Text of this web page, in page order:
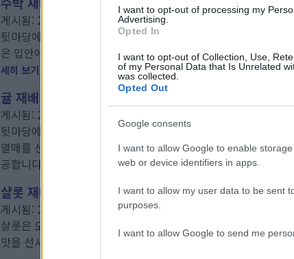
I want to opt-out of processing my
Advertising.
Opted In
I want to opt-out of Collection, Use,
of my Personal Data that Is Unrelated
was collected.
Opted Out
Google consents
I want to allow Google to enable
web or device identifiers in apps.
I want to allow my user data to be sent
purposes.
I want to allow Google to send me
게시됨: 2026년 4월 21일 오후 8시 19분 41초 UTC
뒷마당에서 직접 키운 따끈하게 익은 수박 한 조각을 베어 무는
은 입안에서 사르르 녹습니다. 이건 여름날의 환상이 아닙니다.
세히 보기...
귤 재배: 집 정원에서 달콤한 귤을 성공적으로 키우는 완
게시됨: 2026년 4월 21일 오후 8시 11분 7초 UTC
뒷마당에서 직접 딴 싱싱한 귤은 더 이상 꿈이 아닙니다. 생기
열매를 선사합니다. 햇살 가득한 캘리포니아에 살든, 햇볕이 잘
공합니다.
샬롯 재배: 풍성한 수확을 위한 완벽 가이드
게시됨: 2026년 4월 21일 오후 8시 5분 49초 UTC
샬롯은 오늘날 정원에서 재배할 수 있는 가장 보람 있는 작물
맛을 선사합니다. 일반 양파와 달리 샬롯은 땅속에서 번식하여